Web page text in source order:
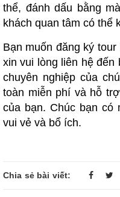
thể, đánh dấu bằng
khách quan tâm có thể
Bạn muốn đăng ký
xin vui lòng liên hệ đến
chuyên nghiệp của
toàn miễn phí và hỗ
của bạn. Chúc bạn
vui vẻ và bổ ích.
Chia sẻ bài viết: